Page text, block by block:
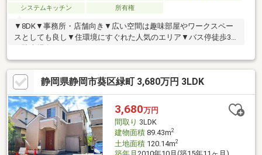
システムキッチン
所有権
▼8DK▼事務所・店舗向き▼広い空間は趣味部屋やワークスペー
スとしても良し▼住環境にすぐれた人気のエリア▼バス停徒歩3分
静岡県静岡市葵区緑町 3,680万円 3LDK
3,680万円
間取り 3LDK
建物面積89.43m2
土地面積120.14m2